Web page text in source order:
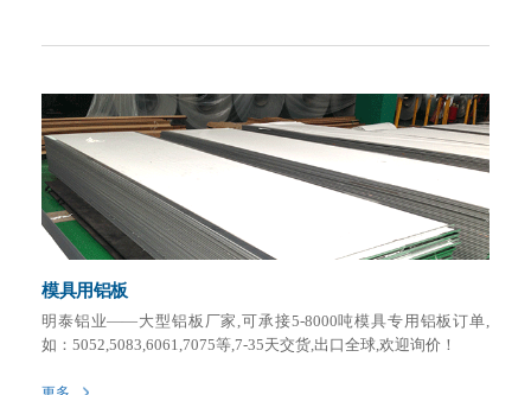
模具用铝板
明泰铝业——大型铝板厂家,可承接5-8000吨模具专用铝板订单,
如：5052,5083,6061,7075等,7-35天交货,出口全球,欢迎询价！